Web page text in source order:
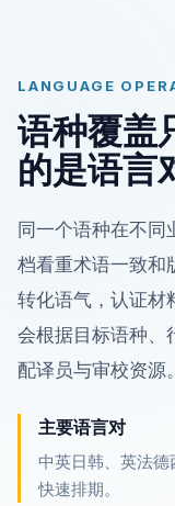
LANGUAGE
语种覆盖
的是语言
同一个语种在不同
档看重术语一致和
转化语气，认证材
会根据目标语种、
配译员与审校资源。
主要语言对
中英日韩、英法
快速排期。